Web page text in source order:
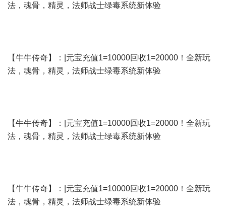
法，魂骨，精灵，法师战士绿毒系统新体验
【牛牛传奇】：|元宝充值1=10000回收1=20000！全新玩
法，魂骨，精灵，法师战士绿毒系统新体验
【牛牛传奇】：|元宝充值1=10000回收1=20000！全新玩
法，魂骨，精灵，法师战士绿毒系统新体验
【牛牛传奇】：|元宝充值1=10000回收1=20000！全新玩
法，魂骨，精灵，法师战士绿毒系统新体验